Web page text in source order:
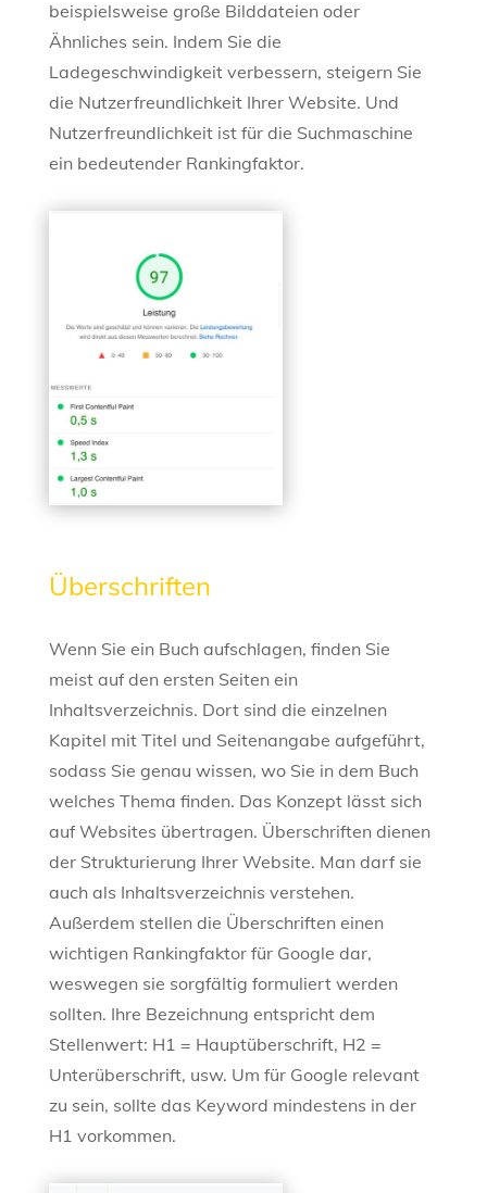
beispielsweise große Bilddateien oder
Ähnliches sein. Indem Sie die
Ladegeschwindigkeit verbessern, steigern Sie
die Nutzerfreundlichkeit Ihrer Website. Und
Nutzerfreundlichkeit ist für die Suchmaschine
ein bedeutender Rankingfaktor.
Überschriften
Wenn Sie ein Buch aufschlagen, finden Sie
meist auf den ersten Seiten ein
Inhaltsverzeichnis. Dort sind die einzelnen
Kapitel mit Titel und Seitenangabe aufgeführt,
sodass Sie genau wissen, wo Sie in dem Buch
welches Thema finden. Das Konzept lässt sich
auf Websites übertragen. Überschriften dienen
der Strukturierung Ihrer Website. Man darf sie
auch als Inhaltsverzeichnis verstehen.
Außerdem stellen die Überschriften einen
wichtigen Rankingfaktor für Google dar,
weswegen sie sorgfältig formuliert werden
sollten. Ihre Bezeichnung entspricht dem
Stellenwert: H1 = Hauptüberschrift, H2 =
Unterüberschrift, usw. Um für Google relevant
zu sein, sollte das Keyword mindestens in der
H1 vorkommen.